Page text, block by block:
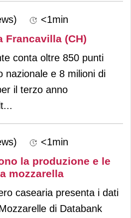
<1min
Francavilla (CH)
conta oltre 850 punti
nazionale e 8 milioni di
il terzo anno
...
<1min
la produzione e le
mozzarella
casearia presenta i dati
di Databank